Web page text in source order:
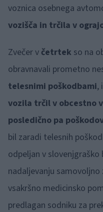
voznica osebnega
vozišča in trčila v
Zvečer v četrtek so na
obravnavali prometno
telesnimi poškodbami,
vozila trčil v obcestno
posledično pa
bil zaradi telesnih
odpeljan v slovenjgraško
nadaljevanju
vsakršno medicinsko
predlagan sodniku za